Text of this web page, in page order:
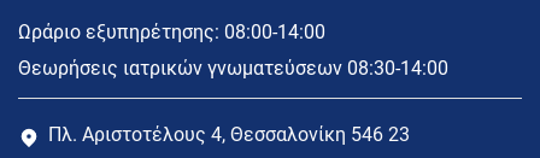
Ωράριο εξυπηρέτησης: 08:00-14:00
Θεωρήσεις ιατρικών γνωματεύσεων 08:30-14:00
Πλ. Αριστοτέλους 4, Θεσσαλονίκη 546 23